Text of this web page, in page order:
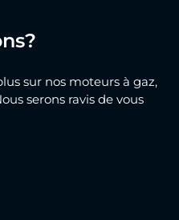
sur nos moteurs à gaz,
serons ravis de vous